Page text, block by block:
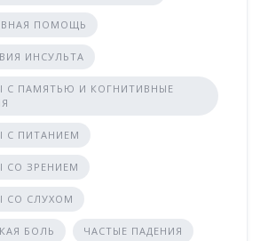
ПОМОЩЬ
ИНСУЛЬТА
С ПАМЯТЬЮ И КОГНИТИВНЫЕ
С ПИТАНИЕМ
СО ЗРЕНИЕМ
СО СЛУХОМ
БОЛЬ ЧАСТЫЕ ПАДЕНИЯ